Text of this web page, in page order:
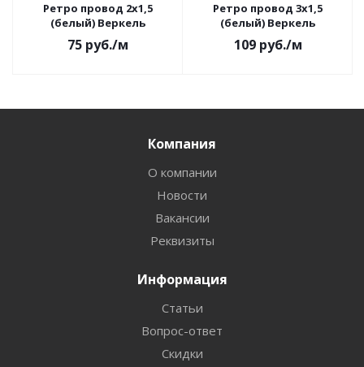
Ретро провод 2х1,5
(белый) Веркель
75 руб./м
Ретро провод 3х1,5
(белый) Веркель
109руб./м
Компания
О компании
Новости
Вакансии
Реквизиты
Информация
Статьи
Вопрос-ответ
Скидки